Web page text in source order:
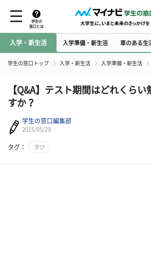
学生の
窓口とは
入学・新生活 入学準備・新生活 車のある生
学生の窓口トップ 入学・新生活 入学準備・新生活
【Q&A】テスト期間はどれくら
すか？
学生の窓口編集部
2015/05/29
タグ： 学び